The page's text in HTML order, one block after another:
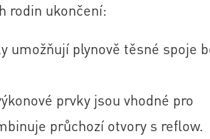
rodin ukončení:
umožňují plynově těsné spoje
prvky jsou vhodné pro
průchozí otvory s reflow.